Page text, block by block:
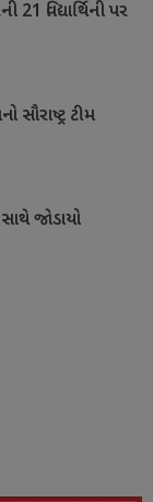
વિદ્યાર્થિની પર
સૌરાષ્ટ્ર ટીમ
જોડાયો